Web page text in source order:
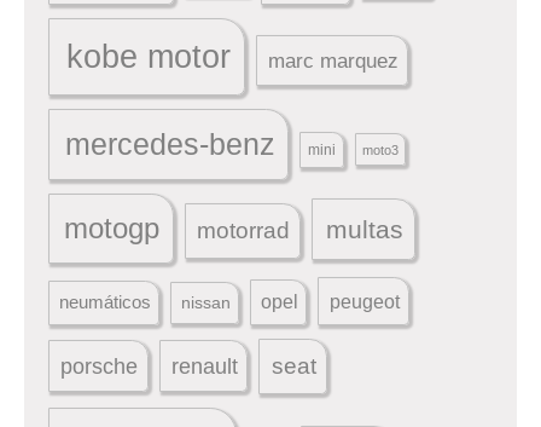
kobe motor marc marquez
mercedes-benz mini moto3
motogp motorrad multas
neumáticos nissan opel peugeot
porsche renault seat